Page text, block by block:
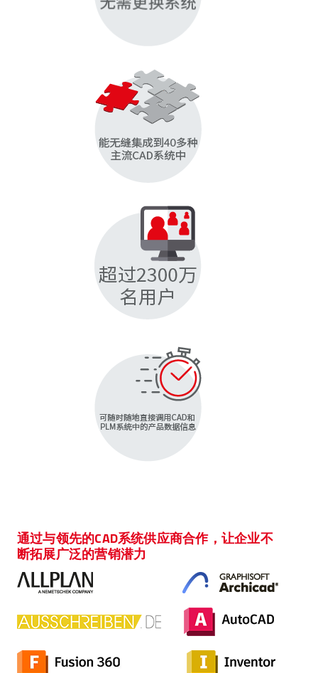
通过与领先的CAD系统供应商合作，让企业不
断拓展广泛的营销潜力